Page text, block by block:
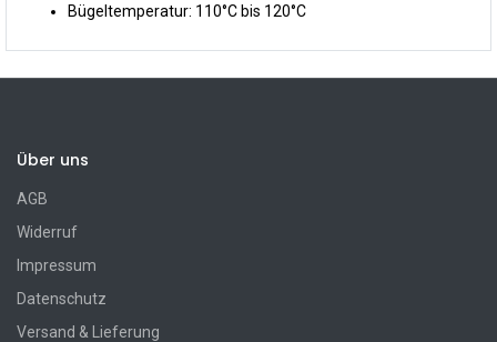
Bügeltemperatur: 110°C bis 120°C
Über uns
AGB
Widerruf
Impressum
Datenschutz
Versand & Lieferung